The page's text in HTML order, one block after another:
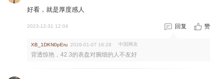
好看，就是厚度感人
2023-12-31 12:04 回复 赞
XB_1DKN0pEru 2026-01-07 16:28 中国网友
背透惊艳，42.3的表盘对腕细的人不友好